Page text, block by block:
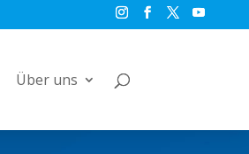
Über uns